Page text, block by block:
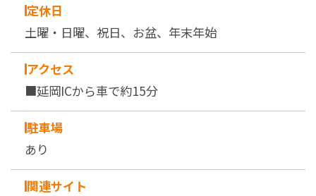
定休日
土曜・日曜、祝日、お盆、年末年始
アクセス
■延岡ICから車で約15分
駐車場
あり
関連サイト